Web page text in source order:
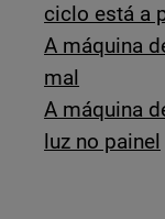
ciclo está a
A máquina
mal
A máquina
luz no painel